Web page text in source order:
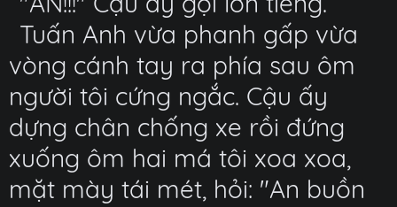
Tuấn Anh vừa phanh gấp vừa
vòng cánh tay ra phía sau ôm
người tôi cứng ngắc. Cậu ấy
dựng chân chống xe rồi đứng
xuống ôm hai má tôi xoa xoa,
mặt mày tái mét, hỏi: "An buồn